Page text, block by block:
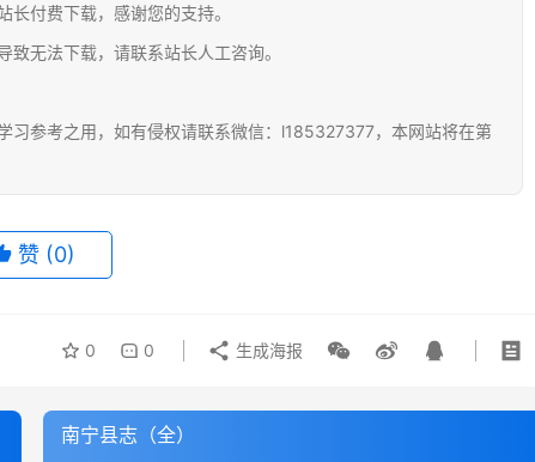
付费下载，感谢您的支持。
无法下载，请联系站长人工咨询。
习参考之用，如有侵权请联系微信：l185327377，本网站将在第
赞 (0)
0 0 生成海报
南宁县志（全）